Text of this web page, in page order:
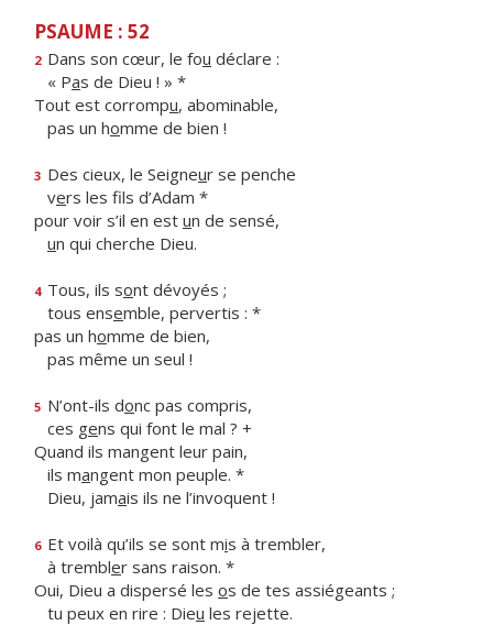
PSAUME : 52
2 Dans son cœur, le fou déclare :
« Pas de Dieu ! » *
Tout est corrompu, abominable,
pas un homme de bien !
3 Des cieux, le Seigneur se penche
vers les fils d’Adam *
pour voir s’il en est un de sensé,
un qui cherche Dieu.
4 Tous, ils sont dévoyés ;
tous ensemble, pervertis : *
pas un homme de bien,
pas même un seul !
5 N’ont-ils donc pas compris,
ces gens qui font le mal ? +
Quand ils mangent leur pain,
ils mangent mon peuple. *
Dieu, jamais ils ne l’invoquent !
6 Et voilà qu’ils se sont mis à trembler,
à trembler sans raison. *
Oui, Dieu a dispersé les os de tes assiégeants ;
tu peux en rire : Dieu les rejette.